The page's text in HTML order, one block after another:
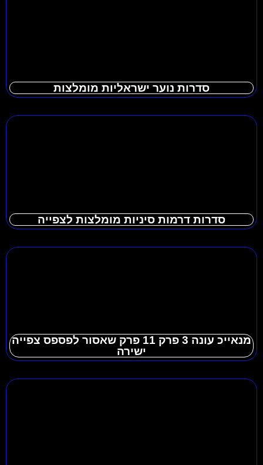
סדרות נוער ישראליות מומלצות
סדרות דרמות סיניות מומלצות לצפייה
מנאייכ עונה 3 פרק 11 פרק שאסור לפספס צפייה
ישירה